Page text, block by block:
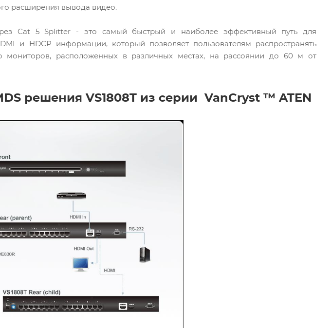
расширения вывода видео.
Cat 5 Splitter - это самый быстрый и наиболее эффективный путь для
и HDCP информации, который позволяет пользователям распространять
мониторов, расположенных в различных местах, на рассоянии до 60 м от
решения VS1808T из серии VanCryst ™ ATEN